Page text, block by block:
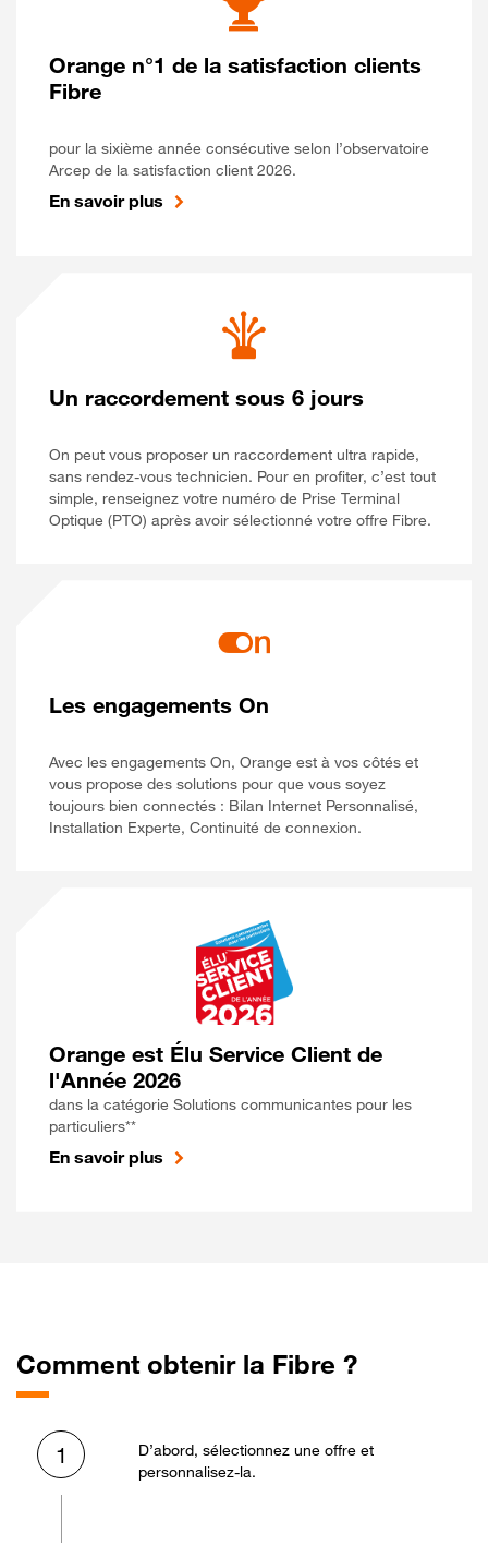
Orange n°1 de la satisfaction clients
Fibre
pour la sixième année consécutive selon l’observatoire
Arcep de la satisfaction client 2026.
En savoir plus
Un raccordement sous 6 jours
On peut vous proposer un raccordement ultra rapide,
sans rendez-vous technicien. Pour en profiter, c’est tout
simple, renseignez votre numéro de Prise Terminal
Optique (PTO) après avoir sélectionné votre offre Fibre.
Les engagements On
Avec les engagements On, Orange est à vos côtés et
vous propose des solutions pour que vous soyez
toujours bien connectés : Bilan Internet Personnalisé,
Installation Experte, Continuité de connexion.
Orange est Élu Service Client de
l'Année 2026
dans la catégorie Solutions communicantes pour les
particuliers**
En savoir plus
Comment obtenir la Fibre ?
1
D’abord, sélectionnez une offre et
personnalisez-la.